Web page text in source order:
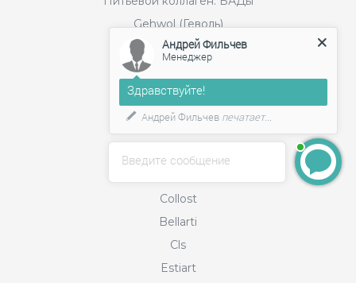
Gehwol (Геволь)
Релатокс
Juvederm
Collost
Bellarti
Cls
Estiart
Введите сообщение
Андрей Фильчев
Менеджер
Здравствуйте!
Андрей Фильчев печатает...